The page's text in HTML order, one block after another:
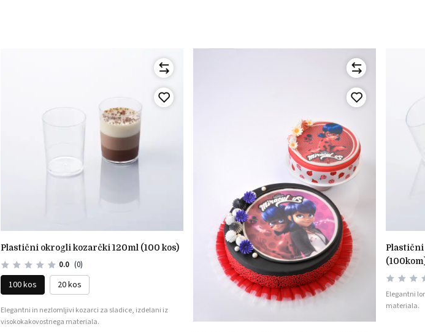
plastični okrogli kozarčki 120ml (100 kos)
0.0 (0)
100 kos 20 kos
Elegantni in nezlomljivi kozarci za sladice, izdelani iz
visokokakovostnega materiala.
plastični kozarčki košarica 120ml
Elegantni
materiala.